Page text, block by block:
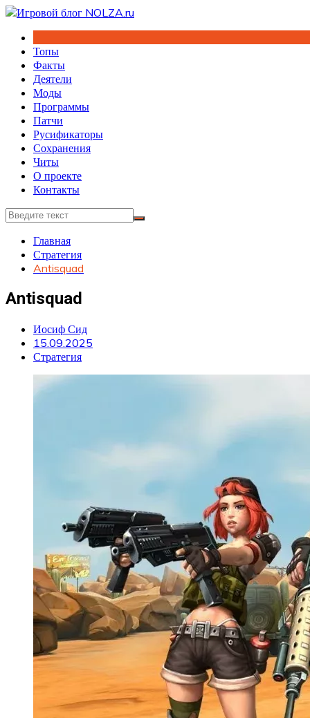
Перейти
содержимому
Топы
Факты
Деятели
Моды
Программы
Патчи
Русификаторы
Сохранения
Читы
О проекте
Контакты
Главная
Стратегия
Antisquad
Antisquad
Иосиф Сид
15.09.2025
Стратегия